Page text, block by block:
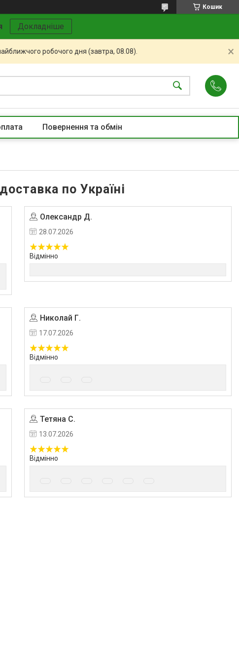
Кошик
Докладніше
робочого дня (завтра, 08.08).
Повернення та обмін
по Україні
Угода на маркетплейсі Prom.ua
Олександр Д.
28.07.2026
Відмінно
Николай Г.
17.07.2026
Відмінно
Тетяна С.
13.07.2026
Відмінно